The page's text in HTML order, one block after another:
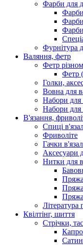
Фарби для
Фарби
Фарби
Фарби
Фурнітура
Валяння, фетр
Фетр
Фетр
Голки,
Вовна для
Набори для
Набори для
В'язання,
Спиці
Фриволіте
Гачки
Аксесуари
Нитки для
Квілтінг, шиття
Стрічки,